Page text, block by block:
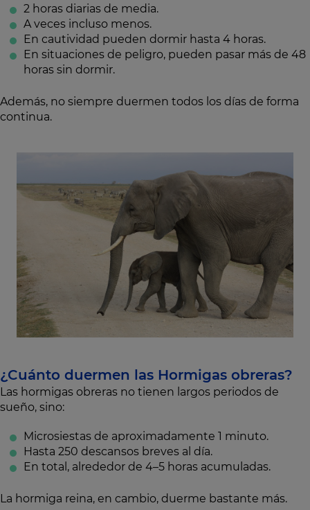
2 horas diarias de media.
A veces incluso menos.
En cautividad pueden dormir hasta 4 horas.
En situaciones de peligro, pueden pasar más de 48
horas sin dormir.
Además, no siempre duermen todos los días de forma
continua.
¿Cuánto duermen las Hormigas obreras?
Las hormigas obreras no tienen largos periodos de
sueño, sino:
Microsiestas de aproximadamente 1 minuto.
Hasta 250 descansos breves al día.
En total, alrededor de 4–5 horas acumuladas.
La hormiga reina, en cambio, duerme bastante más.